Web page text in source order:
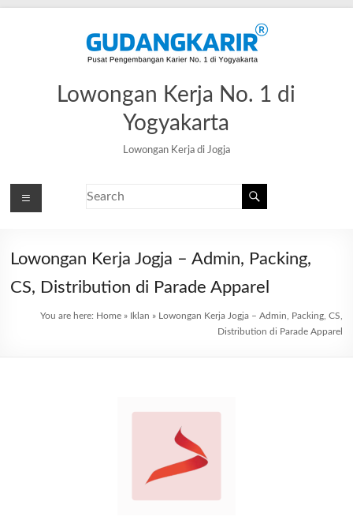
Lowongan Kerja No. 1 di
Yogyakarta
Lowongan Kerja di Jogja
Lowongan Kerja Jogja – Admin, Packing,
CS, Distribution di Parade Apparel
You are here: Home» Iklan » Lowongan Kerja Jogja – Admin, Packing, CS,
Distribution di Parade Apparel